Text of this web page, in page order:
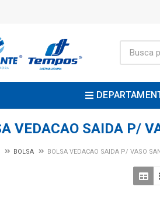
VEDACAO SAIDA P/
BOLSA BOLSA VEDACAO SAIDA P/ VASO